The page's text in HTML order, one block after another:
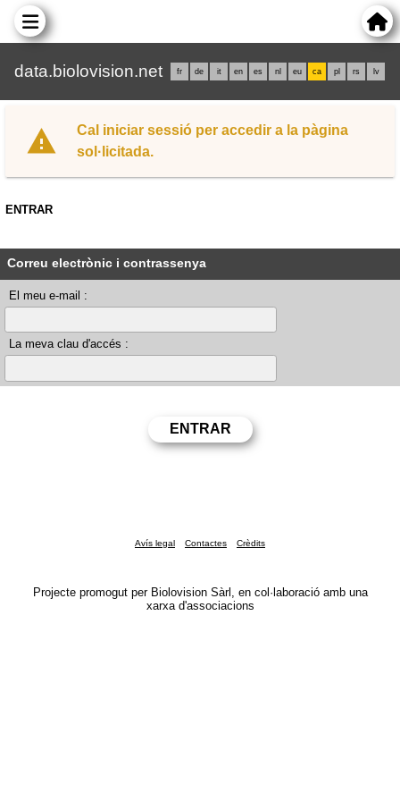
data.biolovision.net fr de it en es nl eu ca pl rs lv
Cal iniciar sessió per accedir a la pàgina
sol·licitada.
ENTRAR
Correu electrònic i contrassenya
El meu e-mail :
La meva clau d'accés :
Avís legal Contactes Crèdits
Projecte promogut per Biolovision Sàrl, en col·laboració amb una
xarxa d'associacions